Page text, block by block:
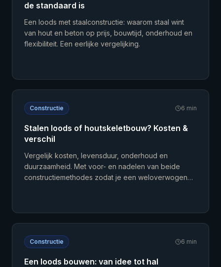
de standaard is
Een loods met staalconstructie: waarom staal wint
van hout en beton op prijs, bouwtijd, onderhoud en
flexibiliteit. Een eerlijke vergelijking.
Constructie 6 min
Stalen loods of houtskeletbouw? Kosten &
verschil
Vergelijk kosten, levensduur, onderhoud en
duurzaamheid. Met voor- en nadelen van beide
constructiemethodes zodat je een weloverwogen
Constructie 6 min
Een loods bouwen: van idee tot hal